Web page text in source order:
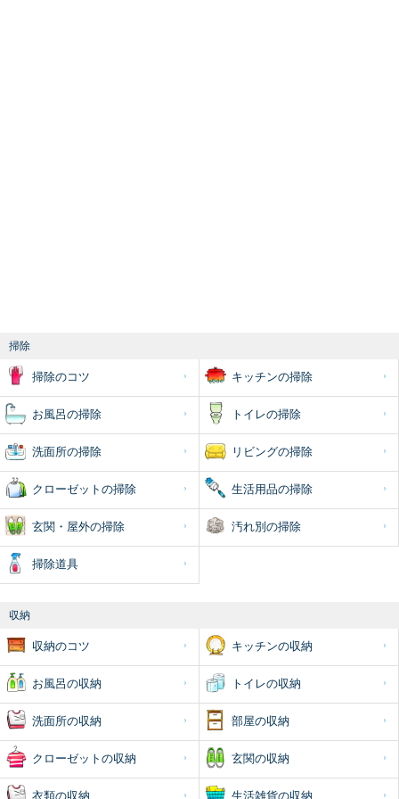
掃除
掃除のコツ キッチンの掃除
お風呂の掃除 トイレの掃除
洗面所の掃除 リビングの掃除
クローゼットの掃除 生活用品の掃除
玄関・屋外の掃除 汚れ別の掃除
掃除道具
収納
収納のコツ キッチンの収納
お風呂の収納 トイレの収納
洗面所の収納 部屋の収納
クローゼットの収納 玄関の収納
衣類の収納 生活雑貨の収納